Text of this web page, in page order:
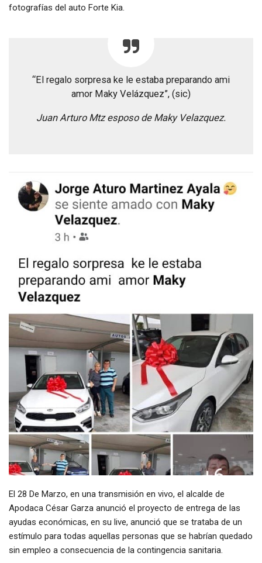
fotografías del auto Forte Kia.
“El regalo sorpresa ke le estaba preparando ami
amor Maky Velázquez”, (sic)
Juan Arturo Mtz esposo de Maky Velazquez.
El 28 De Marzo, en una transmisión en vivo, el alcalde de
Apodaca César Garza anunció el proyecto de entrega de las
ayudas económicas, en su live, anunció que se trataba de un
estímulo para todas aquellas personas que se habrían quedado
sin empleo a consecuencia de la contingencia sanitaria.